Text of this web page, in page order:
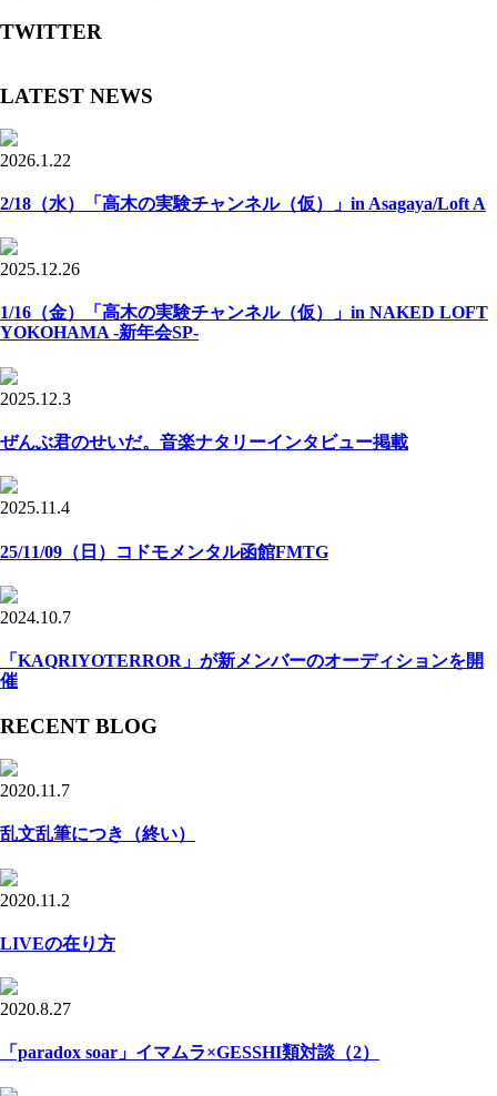
TWITTER
LATEST NEWS
2026.1.22
2/18（水）「高木の実験チャンネル（仮）」in Asagaya/Loft A
2025.12.26
1/16（金）「高木の実験チャンネル（仮）」in NAKED LOFT
YOKOHAMA -新年会SP-
2025.12.3
ぜんぶ君のせいだ。音楽ナタリーインタビュー掲載
2025.11.4
25/11/09（日）コドモメンタル函館FMTG
2024.10.7
「KAQRIYOTERROR」が新メンバーのオーディションを開
催
RECENT BLOG
2020.11.7
乱文乱筆につき（終い）
2020.11.2
LIVEの在り方
2020.8.27
「paradox soar」イマムラ×GESSHI類対談（2）